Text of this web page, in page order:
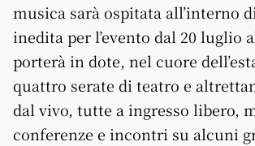
musica sarà ospitata all’interno
inedita per l’evento dal 20 luglio
porterà in dote, nel cuore
quattro serate di teatro e
dal vivo, tutte a ingresso libero,
conferenze e incontri su alcuni